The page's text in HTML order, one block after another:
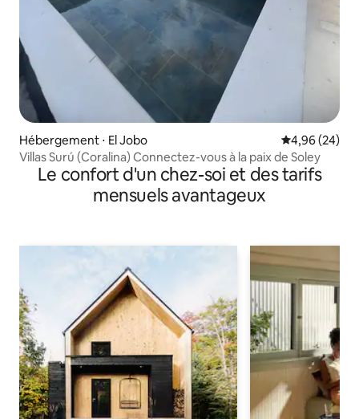
Hébergement ⋅ El Jobo Évaluation
4,96 (24)
Villas Surú (Coralina) Connectez-vous à la paix de Soley
Le confort d'un chez-soi et des tarifs
mensuels avantageux